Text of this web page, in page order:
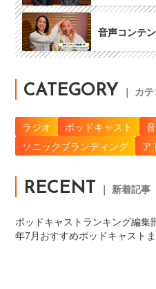
音声コンテ
CATEGORY ｜ カ
ラジオ ポッドキャスト
ソニックブランディング
ア
RECENT ｜ 新着記事
ポッドキャストランキング編集
年7月おすすめポッドキャスト